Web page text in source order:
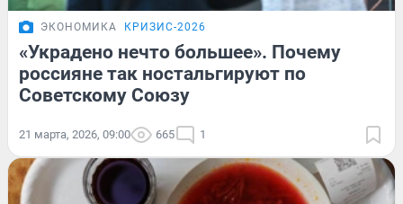
ЭКОНОМИКА КРИЗИС-2026
«Украдено нечто большее». Почему
россияне так ностальгируют по
Советскому Союзу
21 марта, 2026, 09:00 665 1